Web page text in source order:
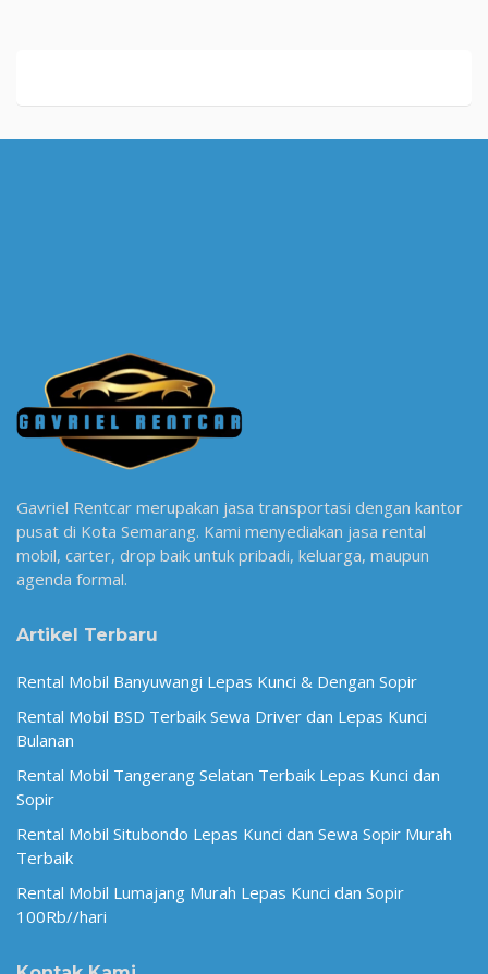
Gavriel Rentcar merupakan jasa transportasi dengan kantor
pusat di Kota Semarang. Kami menyediakan jasa rental
mobil, carter, drop baik untuk pribadi, keluarga, maupun
agenda formal.
Artikel Terbaru
Rental Mobil Banyuwangi Lepas Kunci & Dengan Sopir
Rental Mobil BSD Terbaik Sewa Driver dan Lepas Kunci
Bulanan
Rental Mobil Tangerang Selatan Terbaik Lepas Kunci dan
Sopir
Rental Mobil Situbondo Lepas Kunci dan Sewa Sopir Murah
Terbaik
Rental Mobil Lumajang Murah Lepas Kunci dan Sopir
100Rb//hari